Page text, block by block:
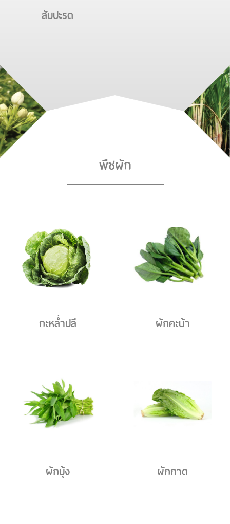
สับปะรด
พืชผัก
กะหล่ำปลี ผักคะน้า
ผักบุ้ง ผักกาด